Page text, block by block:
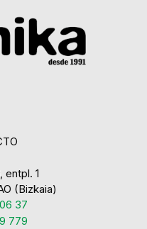
entpl. 1
(Bizkaia)
37
779